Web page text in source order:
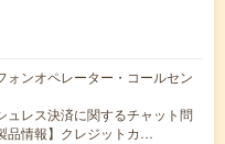
ォンオペレーター・コールセン
ュレス決済に関するチャット問
品情報】クレジットカ…